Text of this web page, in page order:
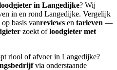
in Langedijke? Wij
in en rond Langedijke. Vergelijk
op basis vanreviews en tarieven —
zoekt ofloodgieter met
riool of afvoer in Langedijke?
via onderstaande